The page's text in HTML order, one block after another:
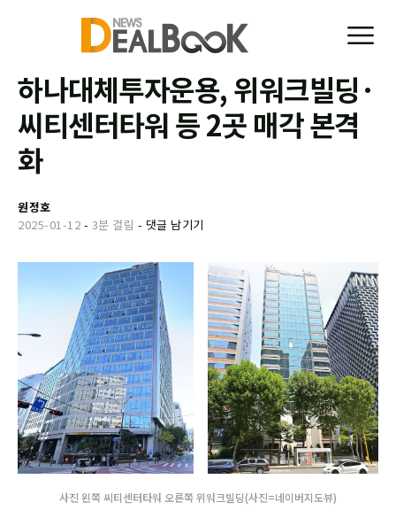
하나대체투자운용, 위워크빌딩·
씨티센터타워 등 2곳 매각 본격
화
원정호
2025-01-12 - 3분 걸림 - 댓글 남기기
사진 왼쪽 씨티센터타워 오른쪽 위워크빌딩(사진=네이버지도뷰)